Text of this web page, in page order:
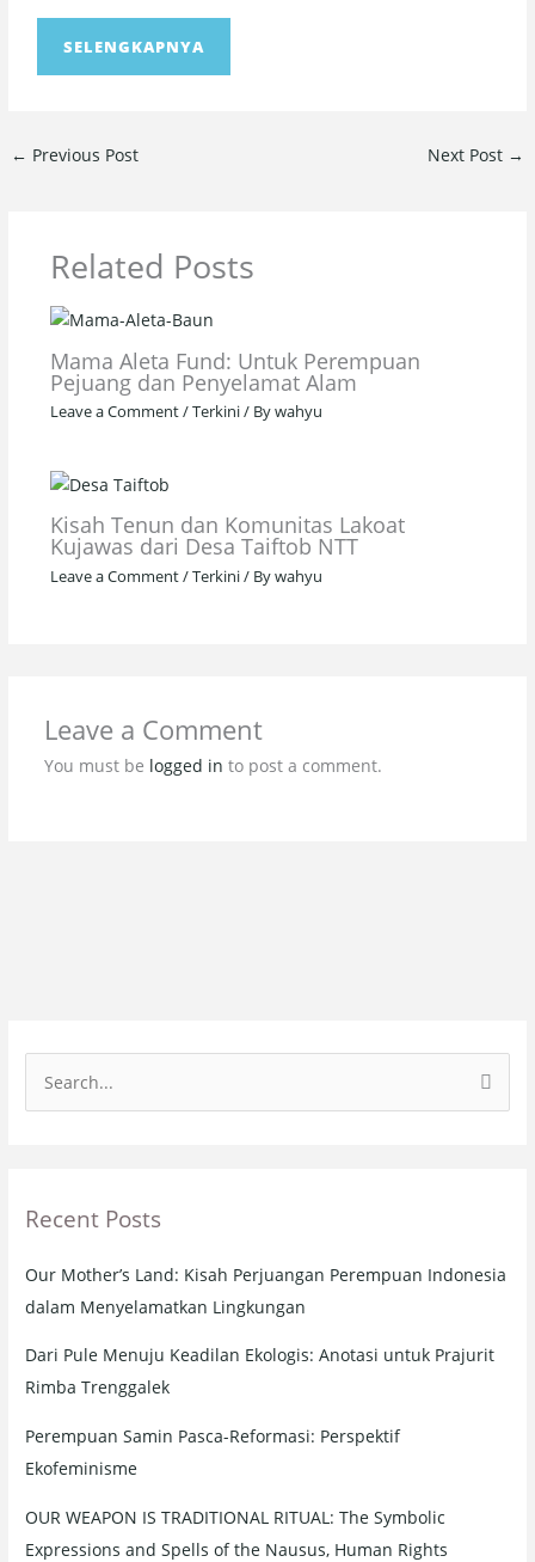
SELENGKAPNYA
← Previous Post Next Post →
Related Posts
Mama Aleta Fund: Untuk Perempuan
Pejuang dan Penyelamat Alam
Leave a Comment/Terkini/ Bywahyu
Kisah Tenun dan Komunitas Lakoat
Kujawas dari Desa Taiftob NTT
Leave a Comment/Terkini/ Bywahyu
Leave a Comment
You must be logged in to post a comment.
e
c
f
o
r
:
Recent Posts
Our Mother’s Land: Kisah Perjuangan Perempuan Indonesia
dalam Menyelamatkan Lingkungan
Dari Pule Menuju Keadilan Ekologis: Anotasi untuk Prajurit
Rimba Trenggalek
Perempuan Samin Pasca-Reformasi: Perspektif
Ekofeminisme
OUR WEAPON IS TRADITIONAL RITUAL: The Symbolic
Expressions and Spells of the Nausus, Human Rights